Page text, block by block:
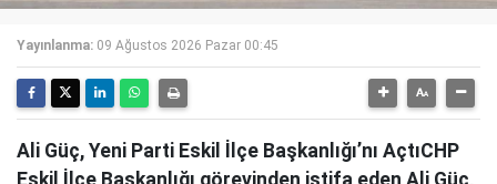
Yayınlanma: 09 Ağustos 2026 Pazar 00:45
Ali Güç, Yeni Parti Eskil İlçe Başkanlığı’nı AçtıCHP